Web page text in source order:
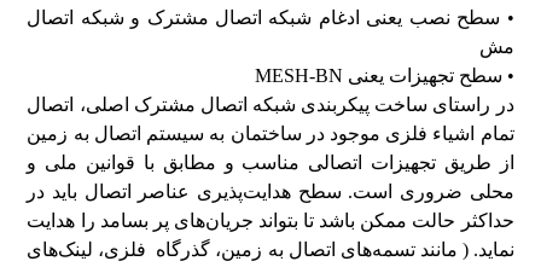
• سطح نصب یعنی ادغام شبکه اتصال مشترک و شبکه اتصال
مش
• سطح تجهيزات یعنی MESH-BN
در راستای ساخت پیکربندی شبکه اتصال مشترک اصلی، اتصال
تمام اشیاء فلزی موجود در ساختمان به سیستم اتصال به زمین
از طریق تجهیزات اتصالی مناسب و مطابق با قوانین ملی و
محلی ضروری است. سطح هدایت‌پذیری عناصر اتصال باید در
حداکثر حالت ممکن باشد تا بتواند جریان‌های پر بسامد را هدایت
نماید. ( مانند تسمه‌های اتصال به زمین، گذرگاه ‌ فلزی، لینک‌های